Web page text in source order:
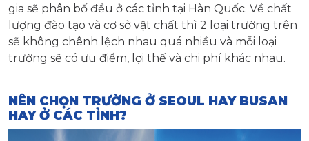
gia sẽ phân bố đều ở các tỉnh tại Hàn Quốc. Về chất
lượng đào tạo và cơ sở vật chất thì 2 loại trường trên
sẽ không chênh lệch nhau quá nhiều và mỗi loại
trường sẽ có ưu điểm, lợi thế và chi phí khác nhau.
NÊN CHỌN TRƯỜNG Ở SEOUL HAY BUSAN
HAY Ở CÁC TỈNH?